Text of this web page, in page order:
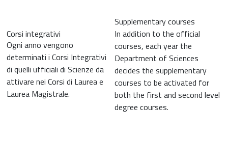
Corsi integrativi
Ogni anno vengono
determinati i Corsi Integrativi
di quelli ufficiali di Scienze da
attivare nei Corsi di Laurea e
Laurea Magistrale.
Supplementary courses
In addition to the official
courses, each year the
Department of Sciences
decides the supplementary
courses to be activated for
both the first and second level
degree courses.